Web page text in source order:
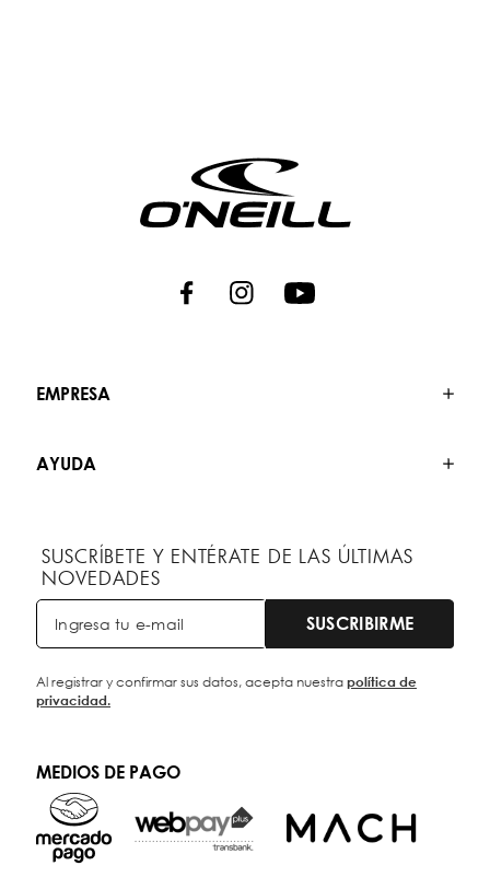
EMPRESA
AYUDA
SUSCRÍBETE Y ENTÉRATE DE LAS ÚLTIMAS
NOVEDADES
SUSCRIBIRME
Al registrar y confirmar sus datos, acepta nuestrapolítica de
privacidad.
MEDIOS DE PAGO